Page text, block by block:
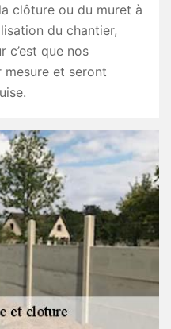
clôture ou du muret à
du chantier,
c’est que nos
et seront